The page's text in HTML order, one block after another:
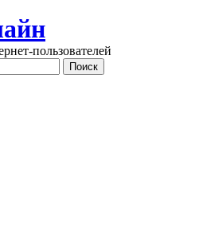
пользователей